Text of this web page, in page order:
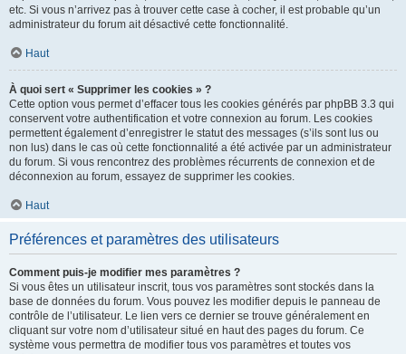
etc. Si vous n’arrivez pas à trouver cette case à cocher, il est probable qu’un
administrateur du forum ait désactivé cette fonctionnalité.
Haut
À quoi sert « Supprimer les cookies » ?
Cette option vous permet d’effacer tous les cookies générés par phpBB 3.3 qui
conservent votre authentification et votre connexion au forum. Les cookies
permettent également d’enregistrer le statut des messages (s’ils sont lus ou
non lus) dans le cas où cette fonctionnalité a été activée par un administrateur
du forum. Si vous rencontrez des problèmes récurrents de connexion et de
déconnexion au forum, essayez de supprimer les cookies.
Haut
Préférences et paramètres des utilisateurs
Comment puis-je modifier mes paramètres ?
Si vous êtes un utilisateur inscrit, tous vos paramètres sont stockés dans la
base de données du forum. Vous pouvez les modifier depuis le panneau de
contrôle de l’utilisateur. Le lien vers ce dernier se trouve généralement en
cliquant sur votre nom d’utilisateur situé en haut des pages du forum. Ce
système vous permettra de modifier tous vos paramètres et toutes vos